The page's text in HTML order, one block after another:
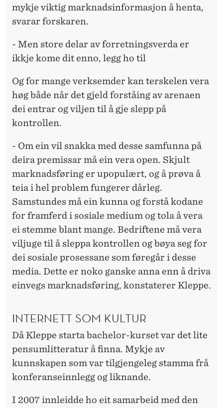
mykje viktig marknadsinformasjon å henta,
svarar forskaren.
- Men store delar av forretningsverda er
ikkje kome dit enno, legg ho til
Og for mange verksemder kan terskelen vera
høg både når det gjeld forståing av arenaen
dei entrar og viljen til å gje slepp på
kontrollen.
- Om ein vil snakka med desse samfunna på
deira premissar må ein vera open. Skjult
marknadsføring er upopulært, og å prøva å
teia i hel problem fungerer dårleg.
Samstundes må ein kunna og forstå kodane
for framferd i sosiale medium og tola å vera
ei stemme blant mange. Bedriftene må vera
viljuge til å sleppa kontrollen og bøya seg for
dei sosiale prosessane som føregår i desse
media. Dette er noko ganske anna enn å driva
einvegs marknadsføring, konstaterer Kleppe.
INTERNETT SOM KULTUR
Då Kleppe starta bachelor-kurset var det lite
pensumlitteratur å finna. Mykje av
kunnskapen som var tilgjengeleg stamma frå
konferanseinnlegg og liknande.
I 2007 innleidde ho eit samarbeid med den